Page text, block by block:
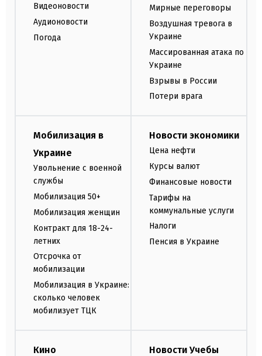
Видеоновости
Аудионовости
Погода
Мирные переговоры
Воздушная тревога в
Украине
Массированная атака по
Украине
Взрывы в России
Потери врага
Мобилизация в
Украине
Увольнение с военной
службы
Мобилизация 50+
Мобилизация женщин
Контракт для 18-24-
летних
Отсрочка от
мобилизации
Мобилизация в Украине:
сколько человек
мобилизует ТЦК
Новости экономики
Цена нефти
Курсы валют
Финансовые новости
Тарифы на
коммунальные услуги
Налоги
Пенсия в Украине
Кино Новости Учебы